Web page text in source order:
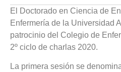
El Doctorado en Ciencia de
Enfermería de la Universidad
patrocinio del Colegio de
2º ciclo de charlas 2020.
La primera sesión se